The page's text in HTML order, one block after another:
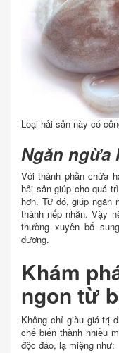
Loại hải sản này có
Ngăn ngừa
Với thành phần chứa
hải sản giúp cho quá
hơn. Từ đó, giúp
thành nếp nhăn. Vậy
thường xuyên bổ
dưỡng.
Khám
ngon từ
Không chỉ giàu giá trị
chế biến thành nhiều
độc đáo, lạ miệng như: